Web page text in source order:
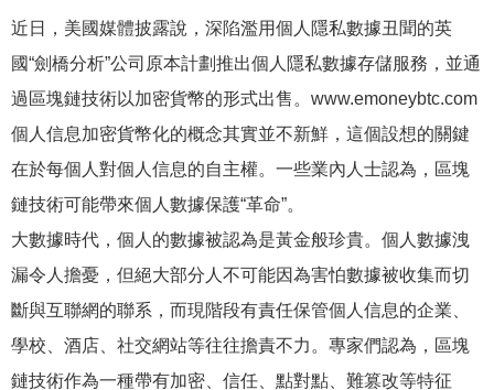
近日，美國媒體披露說，深陷濫用個人隱私數據丑聞的英
國“劍橋分析”公司原本計劃推出個人隱私數據存儲服務，並通
過區塊鏈技術以加密貨幣的形式出售。www.emoneybtc.com
個人信息加密貨幣化的概念其實並不新鮮，這個設想的關鍵
在於每個人對個人信息的自主權。一些業內人士認為，區塊
鏈技術可能帶來個人數據保護“革命”。
大數據時代，個人的數據被認為是黃金般珍貴。個人數據洩
漏令人擔憂，但絕大部分人不可能因為害怕數據被收集而切
斷與互聯網的聯系，而現階段有責任保管個人信息的企業、
學校、酒店、社交網站等往往擔責不力。專家們認為，區塊
鏈技術作為一種帶有加密、信任、點對點、難篡改等特征